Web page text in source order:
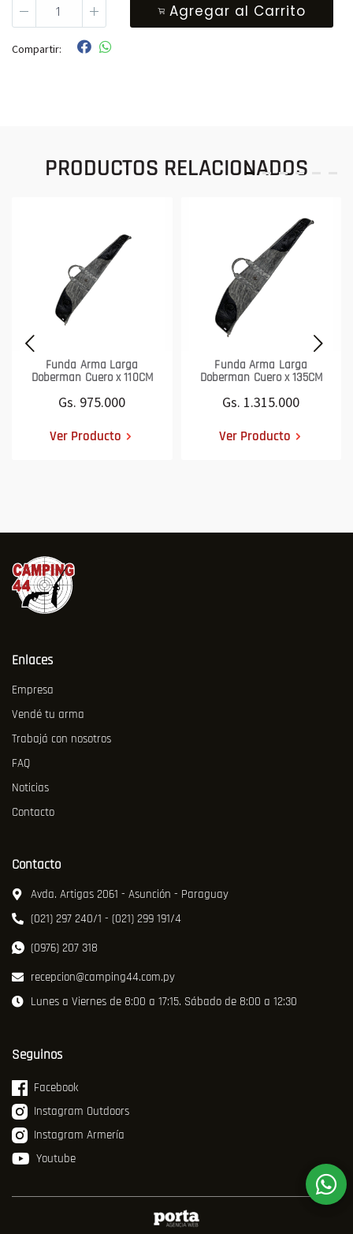
Agregar al Carrito
Compartir:
PRODUCTOS RELACIONADOS
Funda Arma Larga
Doberman Cuero x 110CM
Gs. 975.000
Ver Producto
Funda Arma Larga
Doberman Cuero x 135CM
Gs. 1.315.000
Ver Producto
Enlaces
Empresa
Vendé tu arma
Trabajá con nosotros
FAQ
Noticias
Contacto
Contacto
Avda. Artigas 2061 - Asunción - Paraguay
(021) 297 240/1 - (021) 299 191/4
(0976) 207 318
recepcion@camping44.com.py
Lunes a Viernes de 8:00 a 17:15. Sábado de 8:00 a 12:30
Seguinos
Facebook
Instagram Outdoors
Instagram Armería
Youtube